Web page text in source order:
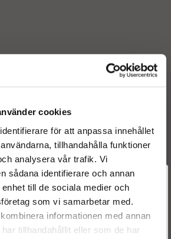
cookies
för att anpassa innehållet
tillhandahålla funktioner
analysera vår trafik. Vi
sådana identifierare och annan
till de sociala medier och
som vi samarbetar med.
informationen med annan
tillhandahållit eller som de har
2004 - 2007
1.7
till
upplevelse på vår hemsida ber vi dig